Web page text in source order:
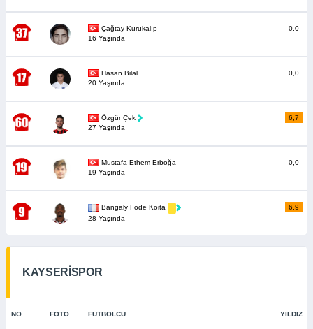
Çağtay Kurukalıp
16 Yaşında
0,0
Hasan Bilal
20 Yaşında
0,0
Özgür Çek
27 Yaşında
6,7
Mustafa Ethem Erboğa
19 Yaşında
0,0
Bangaly Fode Koita
28 Yaşında
6,9
KAYSERİSPOR
NO FOTO FUTBOLCU YILDIZ